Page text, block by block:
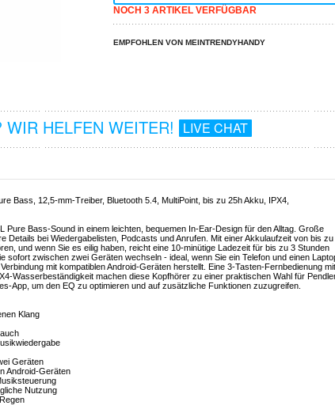
NOCH 3 ARTIKEL VERFÜGBAR
EMPFOHLEN VON MEINTRENDYHANDY
WIR HELFEN WEITER! LIVE CHAT
Bass, 12,5-mm-Treiber, Bluetooth 5.4, MultiPoint, bis zu 25h Akku, IPX4,
Pure Bass-Sound in einem leichten, bequemen In-Ear-Design für den Alltag. Große
Details bei Wiedergabelisten, Podcasts und Anrufen. Mit einer Akkulaufzeit von bis zu
und wenn Sie es eilig haben, reicht eine 10-minütige Ladezeit für bis zu 3 Stunden
sofort zwischen zwei Geräten wechseln - ideal, wenn Sie ein Telefon und einen
mit kompatiblen Android-Geräten herstellt. Eine 3-Tasten-Fernbedienung mit
Wasserbeständigkeit machen diese Kopfhörer zu einer praktischen Wahl für
App, um den EQ zu optimieren und auf zusätzliche Funktionen zuzugreifen.
Klang
Geräten
Android-Geräten
Nutzung